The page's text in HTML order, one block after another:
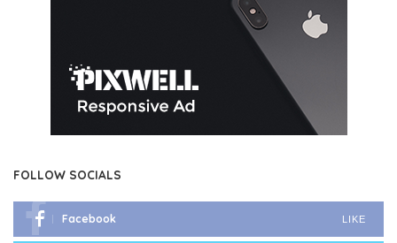
FOLLOW SOCIALS
Facebook LIKE